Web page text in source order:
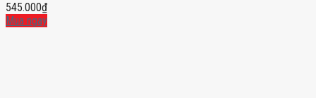
545.000₫
Mua ngay